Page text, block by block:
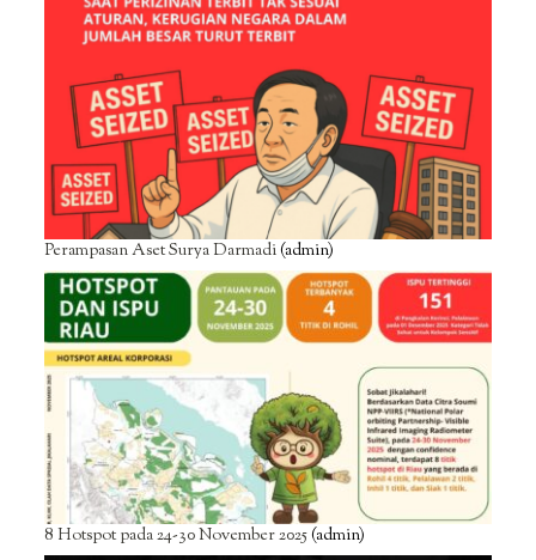
Perampasan Aset Surya Darmadi(admin)
8 Hotspot pada 24-30 November 2025(admin)